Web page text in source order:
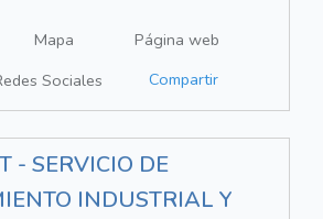
Mapa
Página web
Sociales Compartir
- SERVICIO DE
INDUSTRIAL Y